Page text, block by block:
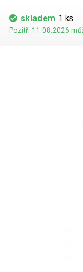
xls. Všechny tyto
vhodný pro opravy a
konektorů, dílů a
laboratorních
systém je upevněn
+-60mm pro
vzorků. Smart
umožnuje rychlou
přidávání popisků a
PNG, BMP) pro
Společně s
souboru .xls
která je připojena
slouží k připojení
mikroskopu myslel
mikroskopu se
skladem 1 ks
Pozítří 11.08.2026